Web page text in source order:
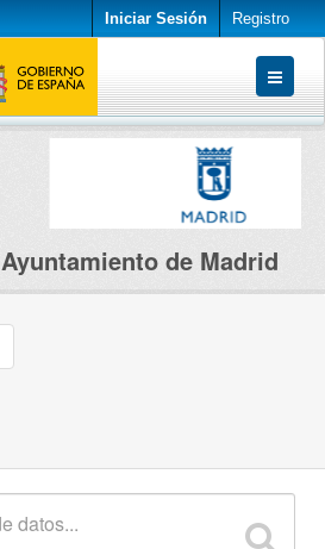
Iniciar Sesión Registro
Ayuntamiento de Madrid